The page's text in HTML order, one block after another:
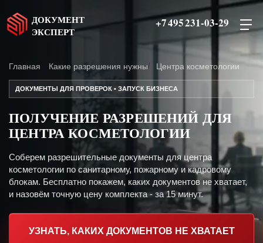
ДОКУМЕНТ
ЭКСПЕРТ
+7 495 231-03-29
Главная Какие разрешения нужны Центра косметологии
ДОКУМЕНТЫ ДЛЯ ПРОВЕРОК • ЗАПУСК БИЗНЕСА
ПОЛУЧЕНИЕ РАЗРЕШЕНИЙ ДЛЯ
ЦЕНТРА КОСМЕТОЛОГИИ
Соберем разрешительные документы для центра
косметологии по санитарному, пожарному и кадровому
блокам. Бесплатно покажем, каких документов не хватает,
и назовём точную цену комплекта - за 15 минут.
УЗНАТЬ, КАКИХ ДОКУМЕНТОВ НЕ ХВАТАЕТ